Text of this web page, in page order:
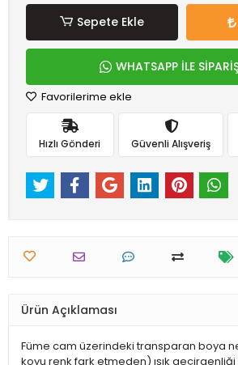
Sepete Ekle
WHATSAPP İLE
Favorilerime ekle
Hızlı Gönderi Güvenli Alışveriş
Ürün Açıklaması
Füme cam üzerindeki transparan boya
koyu renk fark etmeden) ışık